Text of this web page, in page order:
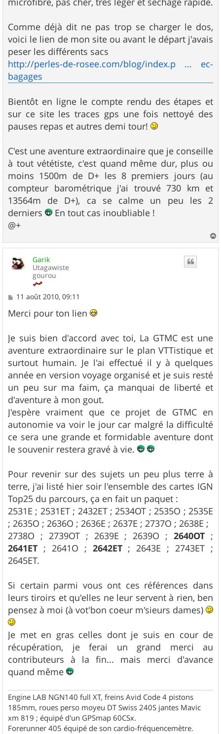
Comme déjà dit ne pas trop se charger le dos,
voici le lien de mon site ou avant le départ j'avais
peser les différents sacs
http://perles-de-rosee.com/blog/index.p ... ec-
bagages
Bientôt en ligne le compte rendu des étapes et
sur ce site les traces gps une fois nettoyé des
pauses repas et autres demi tour!
C'est une aventure extraordinaire que je conseille
à tout vététiste, c'est quand même dur, plus ou
moins 1500m de D+ les 8 premiers jours (au
compteur barométrique j'ai trouvé 730 km et
13564m de D+), ca se calme un peu les 2
derniers
En tout cas inoubliable !
@+
a
u
Garik
Utagawiste
gourou
M
s
s
g
e
11 août 2010, 09:11
Merci pour ton lien
Je suis bien d'accord avec toi, La GTMC est une
aventure extraordinaire sur le plan VTTistique et
surtout humain. Je l'ai effectué il y à quelques
année en version voyage organisé et je suis resté
un peu sur ma faim, ça manquai de liberté et
d'aventure à mon gout.
J'espère vraiment que ce projet de GTMC en
autonomie va voir le jour car malgré la difficulté
ce sera une grande et formidable aventure dont
le souvenir restera gravé à vie.
Pour revenir sur des sujets un peu plus terre à
terre, j'ai listé hier soir l'ensemble des cartes IGN
Top25 du parcours, ça en fait un paquet :
2531E ; 2531ET ; 2432ET ; 2534OT ; 2535O ; 2535E
; 2635O ; 2636O ; 2636E ; 2637E ; 2737O ; 2638E ;
2738O ; 2739OT ; 2639E ; 2639O ;2640OT ;
2641ET ; 2641O ; 2642ET; 2643E ; 2743ET ;
2645ET.
Si certain parmi vous ont ces références dans
leurs tiroirs et qu'elles ne leur servent à rien, ben
pensez à moi (à vot'bon coeur m'sieurs dames)
Je met en gras celles dont je suis en cour de
récupération, je ferai un grand merci au
contributeurs à la fin... mais merci d'avance
quand même
Engine LAB NGN140 full XT, freins Avid Code 4 pistons
185mm, roues perso moyeu DT Swiss 240S jantes Mavic
xm 819 ; équipé d'un GPSmap 60CSx.
Forerunner 405 équipé de son cardio-fréquencemètre.